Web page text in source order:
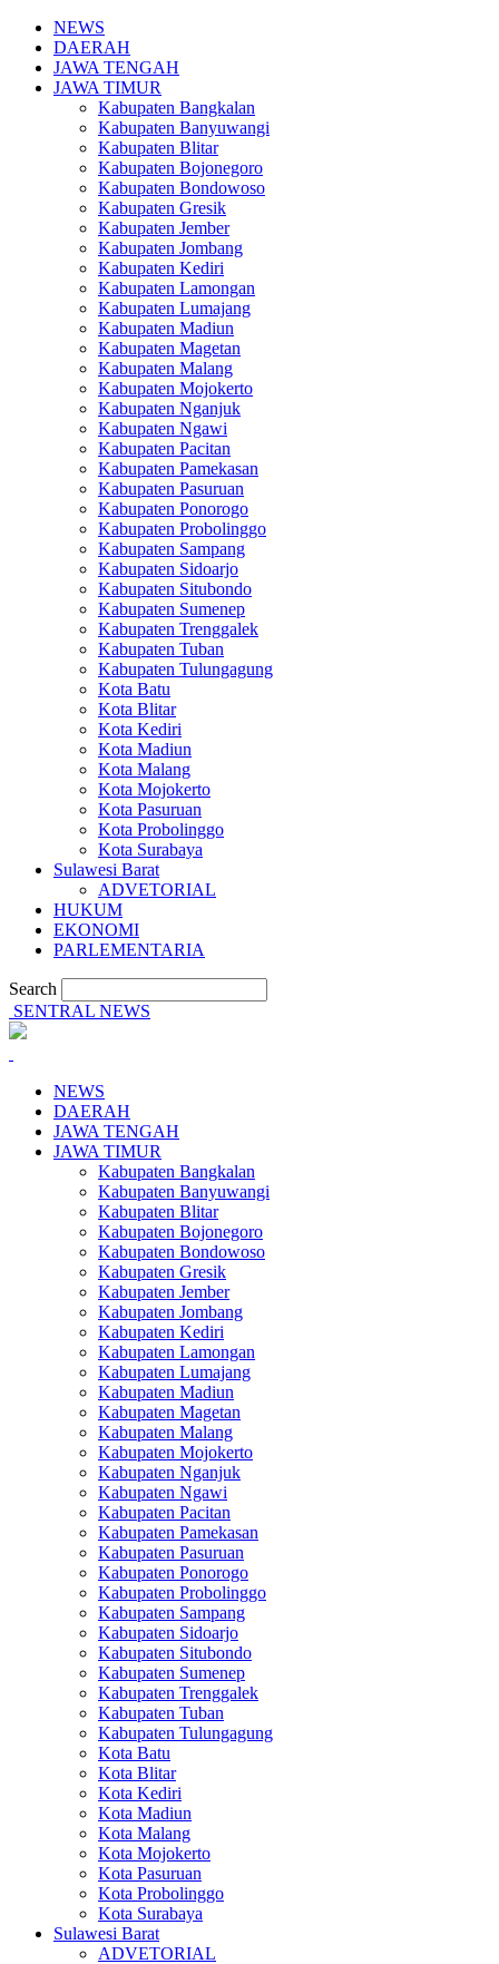
NEWS
DAERAH
JAWA TENGAH
JAWA TIMUR
Kabupaten Bangkalan
Kabupaten Banyuwangi
Kabupaten Blitar
Kabupaten Bojonegoro
Kabupaten Bondowoso
Kabupaten Gresik
Kabupaten Jember
Kabupaten Jombang
Kabupaten Kediri
Kabupaten Lamongan
Kabupaten Lumajang
Kabupaten Madiun
Kabupaten Magetan
Kabupaten Malang
Kabupaten Mojokerto
Kabupaten Nganjuk
Kabupaten Ngawi
Kabupaten Pacitan
Kabupaten Pamekasan
Kabupaten Pasuruan
Kabupaten Ponorogo
Kabupaten Probolinggo
Kabupaten Sampang
Kabupaten Sidoarjo
Kabupaten Situbondo
Kabupaten Sumenep
Kabupaten Trenggalek
Kabupaten Tuban
Kabupaten Tulungagung
Kota Batu
Kota Blitar
Kota Kediri
Kota Madiun
Kota Malang
Kota Mojokerto
Kota Pasuruan
Kota Probolinggo
Kota Surabaya
Sulawesi Barat
ADVETORIAL
HUKUM
EKONOMI
PARLEMENTARIA
Search
SENTRAL NEWS
NEWS
DAERAH
JAWA TENGAH
JAWA TIMUR
Kabupaten Bangkalan
Kabupaten Banyuwangi
Kabupaten Blitar
Kabupaten Bojonegoro
Kabupaten Bondowoso
Kabupaten Gresik
Kabupaten Jember
Kabupaten Jombang
Kabupaten Kediri
Kabupaten Lamongan
Kabupaten Lumajang
Kabupaten Madiun
Kabupaten Magetan
Kabupaten Malang
Kabupaten Mojokerto
Kabupaten Nganjuk
Kabupaten Ngawi
Kabupaten Pacitan
Kabupaten Pamekasan
Kabupaten Pasuruan
Kabupaten Ponorogo
Kabupaten Probolinggo
Kabupaten Sampang
Kabupaten Sidoarjo
Kabupaten Situbondo
Kabupaten Sumenep
Kabupaten Trenggalek
Kabupaten Tuban
Kabupaten Tulungagung
Kota Batu
Kota Blitar
Kota Kediri
Kota Madiun
Kota Malang
Kota Mojokerto
Kota Pasuruan
Kota Probolinggo
Kota Surabaya
Sulawesi Barat
ADVETORIAL